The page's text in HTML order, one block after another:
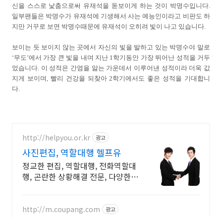
신을 스스로 낯춤으로써 유재석을 돋보이게 하는 것이 박명수입니다.
일부팬들은 박명수가 유재석에 기생해서 사는 예능인이라고 비판도 하
지만 거꾸로 보면 박명수때문에 유재석이 오히려 빛이 나고 있습니다.
보이는 듯 보이지 않는 곳에서 자신의 빛을 발하고 있는 박명수야 말로
‘무도’에서 가장 큰 빛을 내며 지난 1학기동안 가장 뛰어난 성적을 거두
었습니다. 이 성적은 간염을 앓는 가운데서 이루어낸 성적이라 더욱 값
지게 보이며, 빨리 건강을 되찾아 2학기에서도 좋은 성적을 기대합니
다.
http://helpyou.or.kr 광고
사진편집, 역할대행 헬프유
정교한 편집, 역할대행, 전화역할대
행, 곤란한 상황해결 전문, 다양한 사
이던 해결이 가능합니다.
http://m.coupang.com 광고